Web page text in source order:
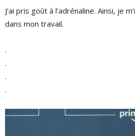
J’ai pris goût à l’adrénaline. Ainsi, je
dans mon travail.
.
.
.
.